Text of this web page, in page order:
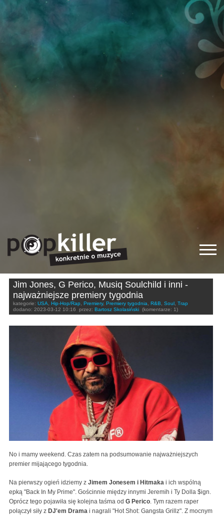
Jim Jones, G Perico, Musiq Soulchild i inni -
najważniejsze premiery tygodnia
kategorie: USA, Hip-Hop/Rap, Premiery, Premiery tygodnia, R&B, Soul , Trap
dodano: 2023-03-12 10:16 przez: Bartosz Skolasiński (komentarze: 1)
No i mamy weekend. Czas zatem na podsumowanie najważniejszych
premier mijającego tygodnia.
Na pierwszy ogień idziemy z Jimem Jonesem i Hitmaka i ich wspólną
epką "Back In My Prime". Gościnnie między innymi Jeremih i Ty Dolla $ign.
Oprócz tego pojawiła się kolejna taśma od G Perico. Tym razem raper
połączył siły z DJ'em Drama i nagrali "Hot Shot: Gangsta Grillz". Z mocnym